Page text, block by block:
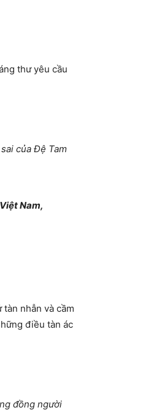
thư yêu cầu
của Đệ Tam
Nam,
nhẫn và cầm
điều tàn ác
đồng người